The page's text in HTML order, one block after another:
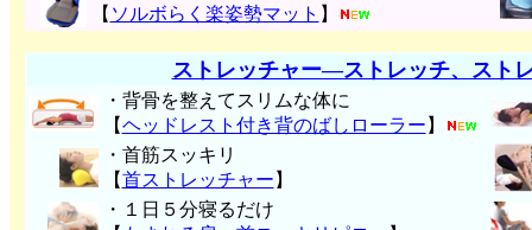
【 ソルボらく楽姿勢マット 】
ストレッチャー―ストレッチ、スト
・背骨を整えてスリムな体に
【ヘッドレスト付き背のばしローラー 】
・首筋スッキリ
【首ストレッチャー 】
・１日５分寝るだけ